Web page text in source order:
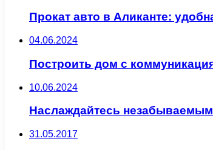
Прокат авто в Аликанте:
04.06.2024
Построить дом с
10.06.2024
Наслаждайтесь
31.05.2017